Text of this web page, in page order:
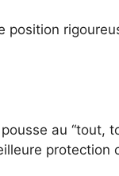
position
au “tout,
protection